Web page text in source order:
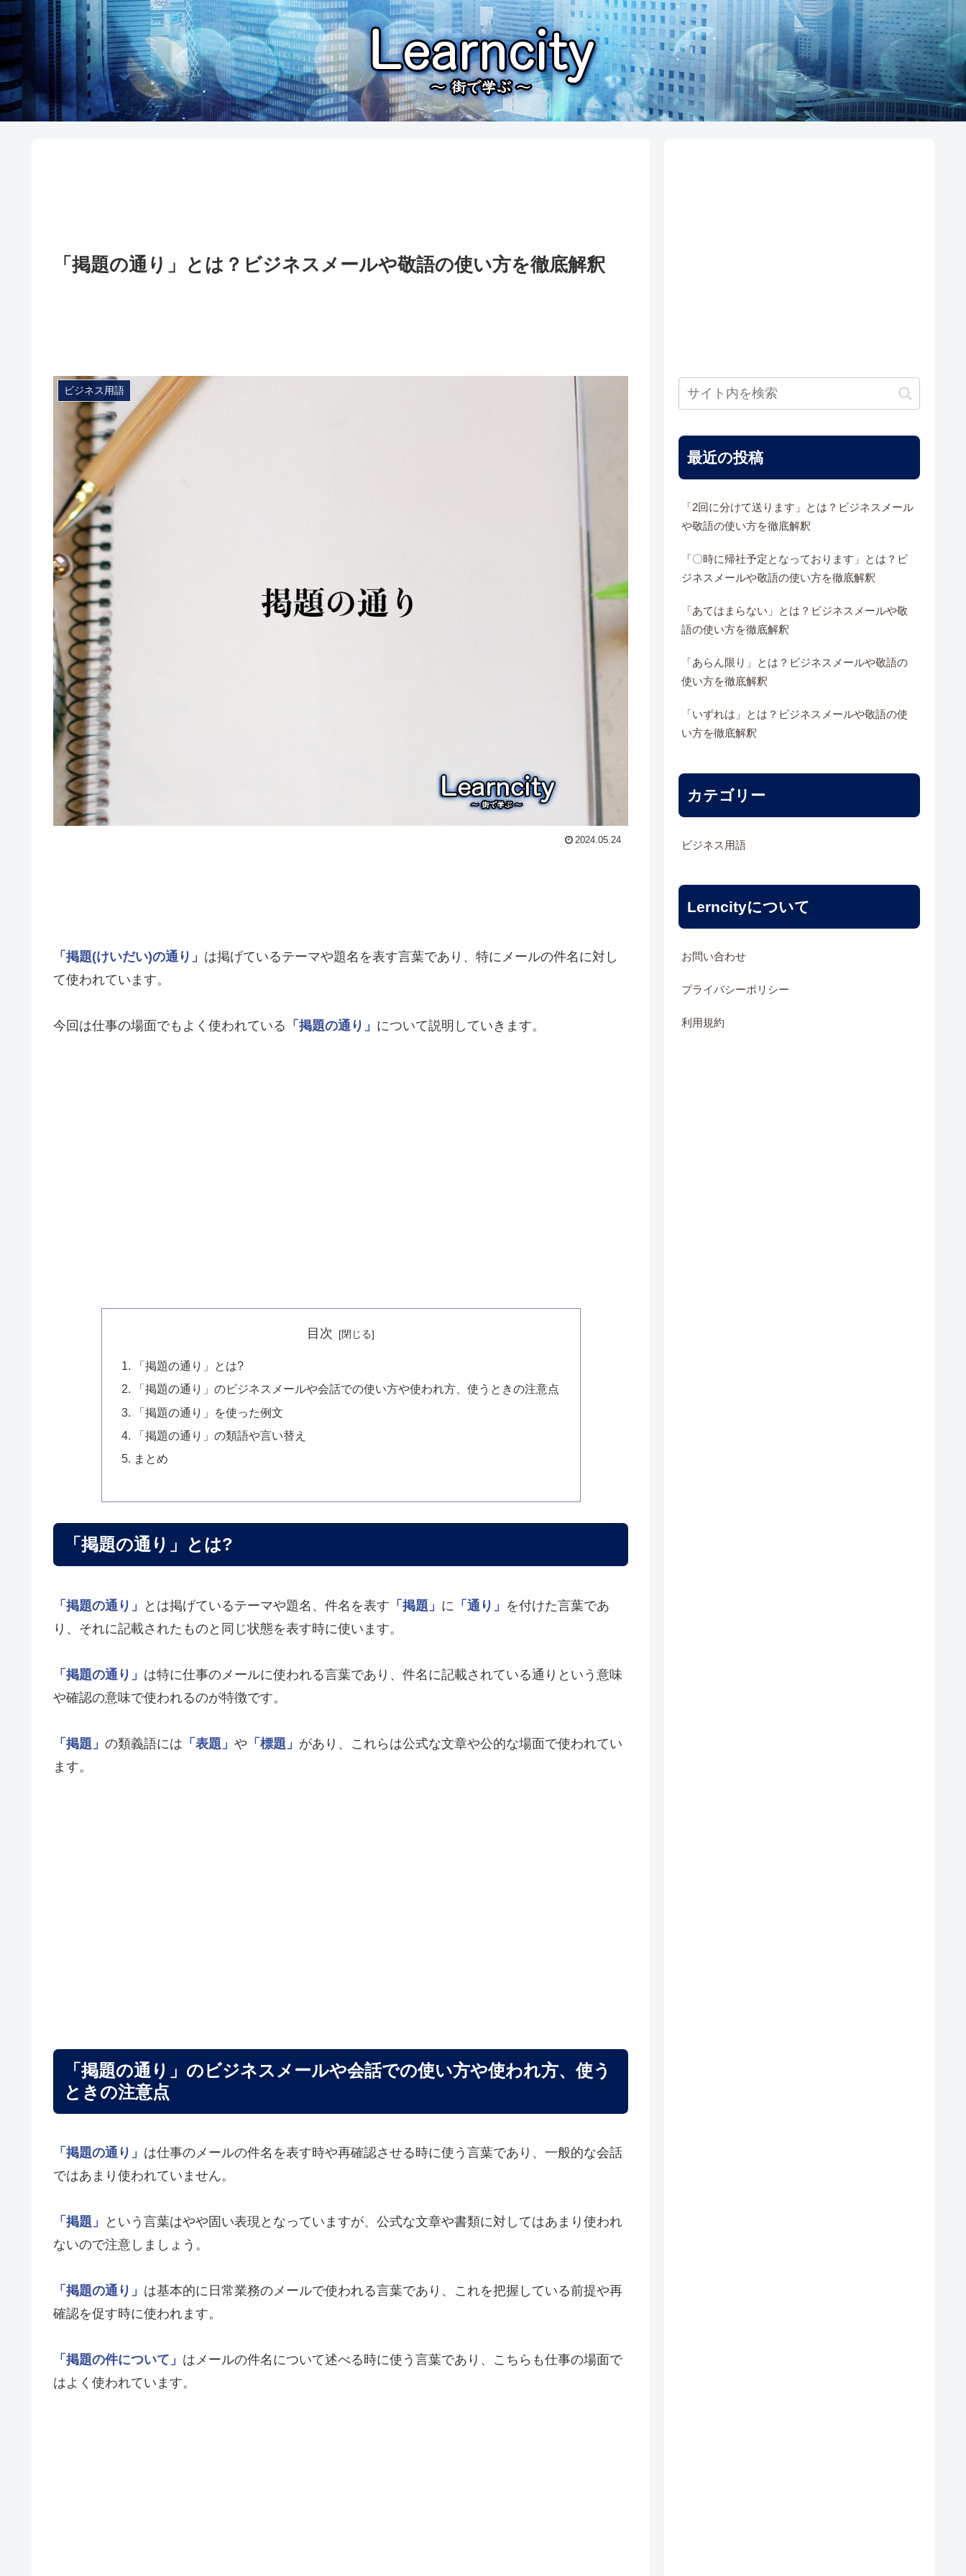
「掲題の通り」とは？ビジネスメールや敬語の使い方を徹底解釈
ビジネス用語
2024.05.24
「掲題(けいだい)の通り」 は掲げているテーマや題名を表す言葉であり、特にメールの件名に対し
て使われています。
今回は仕事の場面でもよく使われている 「掲題の通り」 について説明していきます。
目次
「掲題の通り」とは?
「掲題の通り」のビジネスメールや会話での使い方や使われ方、使うときの注意点
「掲題の通り」を使った例文
「掲題の通り」の類語や言い替え
まとめ
「掲題の通り」とは?
「掲題の通り」 とは掲げているテーマや題名、件名を表す 「掲題」 に 「通り」 を付けた言葉であ
り、それに記載されたものと同じ状態を表す時に使います。
「掲題の通り」 は特に仕事のメールに使われる言葉であり、件名に記載されている通りという意味
や確認の意味で使われるのが特徴です。
「掲題」 の類義語には 「表題」 や 「標題」 があり、これらは公式な文章や公的な場面で使われてい
ます。
「掲題の通り」のビジネスメールや会話での使い方や使われ方、使う
ときの注意点
「掲題の通り」 は仕事のメールの件名を表す時や再確認させる時に使う言葉であり、一般的な会話
ではあまり使われていません。
「掲題」
という言葉はやや固い表現となっていますが、公式な文章や書類に対してはあまり使われ
ないので注意しましょう。
「掲題の通り」 は基本的に日常業務のメールで使われる言葉であり、これを把握している前提や再
確認を促す時に使われます。
「掲題の件について」 はメールの件名について述べる時に使う言葉であり、こちらも仕事の場面で
はよく使われています。
最近の投稿
「2回に分けて送ります」とは？ビジネスメール
や敬語の使い方を徹底解釈
「〇時に帰社予定となっております」とは？ビ
ジネスメールや敬語の使い方を徹底解釈
「あてはまらない」とは？ビジネスメールや敬
語の使い方を徹底解釈
「あらん限り」とは？ビジネスメールや敬語の
使い方を徹底解釈
「いずれは」とは？ビジネスメールや敬語の使
い方を徹底解釈
カテゴリー
ビジネス用語
Lerncityについて
お問い合わせ
プライバシーポリシー
利用規約